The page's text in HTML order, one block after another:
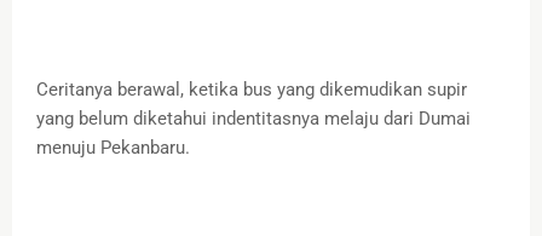
Ceritanya berawal, ketika bus yang dikemudikan supir
yang belum diketahui indentitasnya melaju dari Dumai
menuju Pekanbaru.